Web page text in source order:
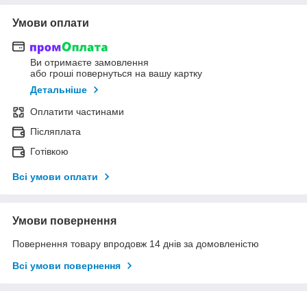
Умови оплати
Ви отримаєте замовлення
або гроші повернуться на вашу картку
Детальніше
Оплатити частинами
Післяплата
Готівкою
Всі умови оплати
Умови повернення
Повернення товару впродовж 14 днів за домовленістю
Всі умови повернення